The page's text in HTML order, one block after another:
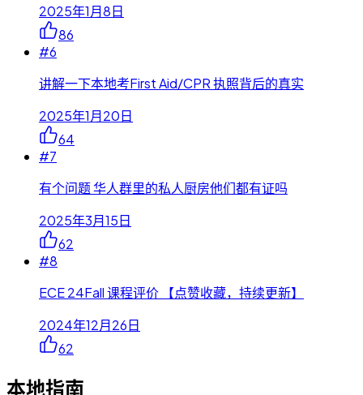
2025年1月8日
86
#6
讲解一下本地考First Aid/CPR 执照背后的真实
2025年1月20日
64
#7
有个问题 华人群里的私人厨房他们都有证吗
2025年3月15日
62
#8
ECE 24Fall 课程评价 【点赞收藏，持续更新】
2024年12月26日
62
本地指南